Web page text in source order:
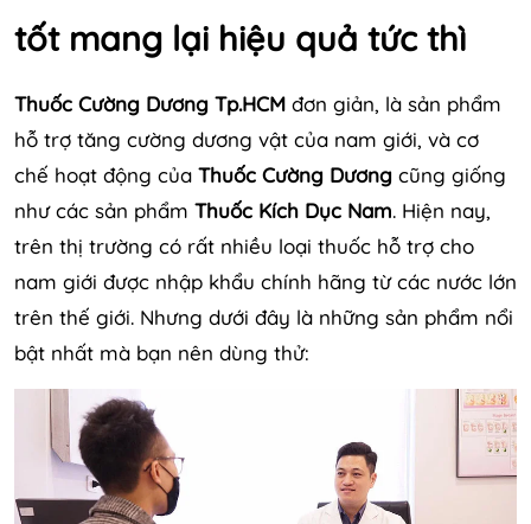
tốt mang lại hiệu quả tức thì
Thuốc Cường Dương Tp.HCM đơn giản, là sản phẩm
hỗ trợ tăng cường dương vật của nam giới, và cơ
chế hoạt động của Thuốc Cường Dương cũng giống
như các sản phẩm Thuốc Kích Dục Nam. Hiện nay,
trên thị trường có rất nhiều loại thuốc hỗ trợ cho
nam giới được nhập khẩu chính hãng từ các nước lớn
trên thế giới. Nhưng dưới đây là những sản phẩm nổi
bật nhất mà bạn nên dùng thử: